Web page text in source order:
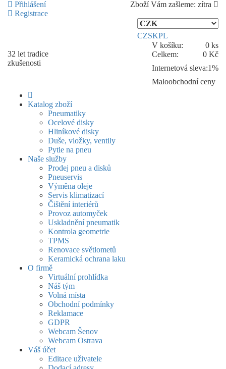
Přihlášení
Registrace
Zboží Vám zašleme: zítra
CZSKPL
32 let tradice
zkušenosti
V košíku:
0 ks
Celkem:
0 Kč
Internetová sleva:1%
Maloobchodní ceny
Katalog zboží
Pneumatiky
Ocelové disky
Hliníkové disky
Duše, vložky, ventily
Pytle na pneu
Naše služby
Prodej pneu a disků
Pneuservis
Výměna oleje
Servis klimatizací
Čištění interiérů
Provoz automyček
Uskladnění pneumatik
Kontrola geometrie
TPMS
Renovace světlometů
Keramická ochrana laku
O firmě
Virtuální prohlídka
Náš tým
Volná místa
Obchodní podmínky
Reklamace
GDPR
Webcam Šenov
Webcam Ostrava
Váš účet
Editace uživatele